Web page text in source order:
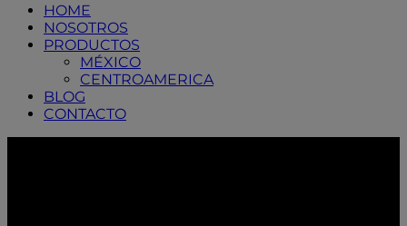
HOME
NOSOTROS
PRODUCTOS
MÉXICO
CENTROAMERICA
BLOG
CONTACTO